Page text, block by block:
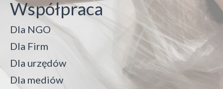
Współpraca
Dla NGO
Dla Firm
Dla urzędów
Dla mediów